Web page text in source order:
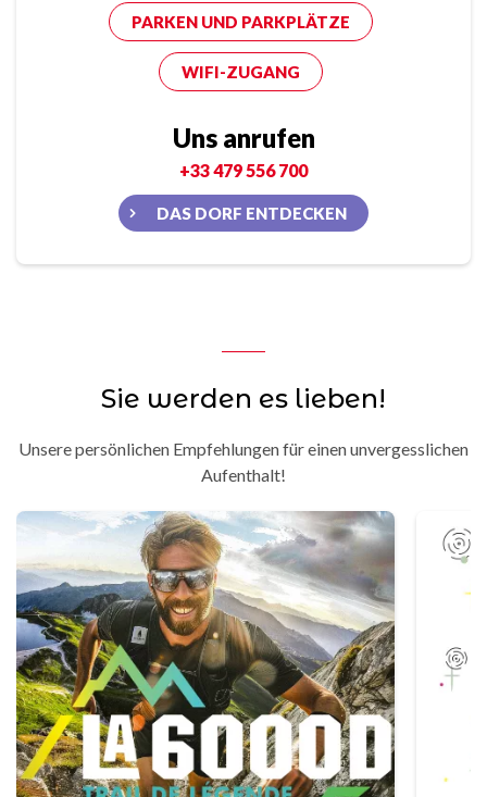
PARKEN UND PARKPLÄTZE
WIFI-ZUGANG
Uns anrufen
+33 479 556 700
DAS DORF ENTDECKEN
Sie werden es lieben!
Unsere persönlichen Empfehlungen für einen unvergesslichen
Aufenthalt!